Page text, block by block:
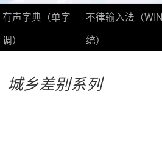
有声字典（单字
调）
不律输入法（
统）
城乡差别系列